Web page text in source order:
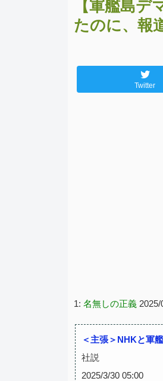
【軍艦島
たのに、報
Twitter
1: 名無しの正義
＜主張＞NHKと軍
社説
2025/3/30 05:00